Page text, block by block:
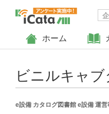
ホーム
ビニルキャ
e設備 カタログ図書館 e設備 運営